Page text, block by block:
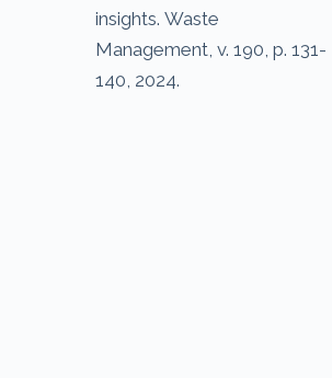
insights. Waste
Management, v. 190, p. 131-
140, 2024.